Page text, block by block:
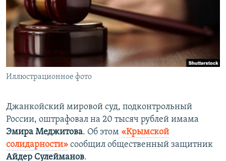
ПОБЕДИТЕЛЕЙ НЕ СУДЯТ?
КРЫМ.НЕПОКОРЕННЫЙ
УКРАИНСКАЯ ПРОБЛЕМА КРЫМА
ПРИСОЕДИНЯЙТЕСЬ!
Все сайты RFE/RL
Иллюстрационное фото
Джанкойский мировой суд, подконтрольный
России, оштрафовал на 20 тысяч рублей имама
Эмира Меджитова. Об этом «Крымской
солидарности» сообщил общественный защитник
Айдер Сулейманов.